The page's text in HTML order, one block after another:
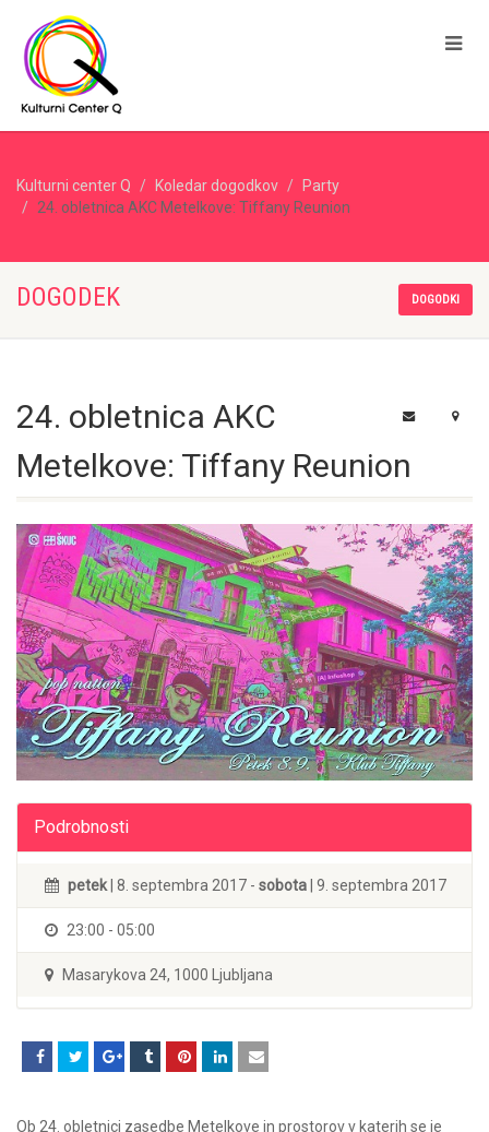
Kulturni center Q Koledar dogodkov
Party
24. obletnica AKC Metelkove: Tiffany Reunion
DOGODEK DOGODKI
24. obletnica AKC
Metelkove: Tiffany Reunion
Podrobnosti
petek | 8. septembra 2017 - sobota | 9. septembra 2017
23:00 - 05:00
Masarykova 24, 1000 Ljubljana
Ob 24. obletnici zasedbe Metelkove in prostorov v katerih se je